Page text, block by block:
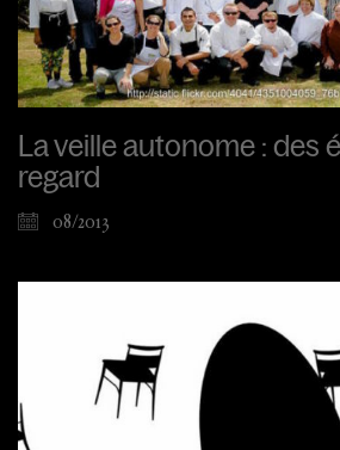
La veille autonome : des
regard
08/2013